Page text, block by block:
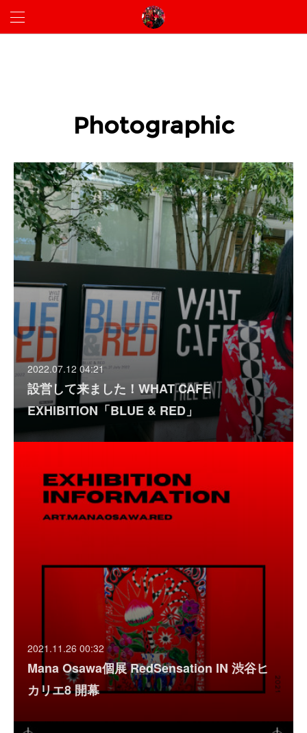
Photographic
2022.07.12 04:21
設営して来ました！WHAT CAFE
EXHIBITION「BLUE & RED」
2021.11.26 00:32
Mana Osawa個展 RedSensation IN 渋谷ヒ
カリエ8 開幕